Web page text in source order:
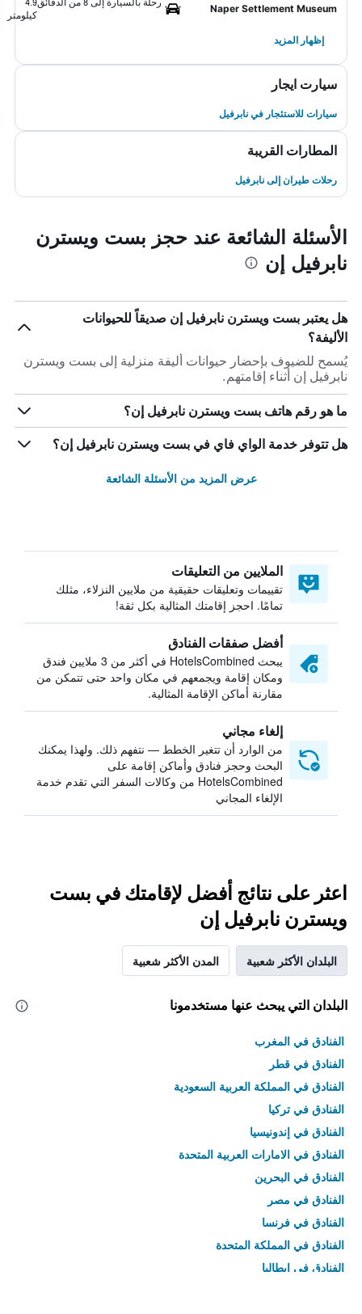
Naper Settlement Museum
كيلومتر
إظهار المزيد
سيارت ايجار
سيارات للاستئجار في نابرفيل
المطارات القريبة
رحلات طيران إلى نابرفيل
الأسئلة الشائعة عند حجز بست ويسترن
نابرفيل إن
هل يعتبر بست ويسترن نابرفيل إن صديقاً للحيوانات
الأليفة؟
يُسمح للضيوف بإحضار حيوانات أليفة منزلية إلى بست ويسترن
نابرفيل إن أثناء إقامتهم.
ما هو رقم هاتف بست ويسترن نابرفيل إن؟
هل تتوفر خدمة الواي فاي في بست ويسترن نابرفيل إن؟
عرض المزيد من الأسئلة الشائعة
الملايين من التعليقات
تقييمات وتعليقات حقيقية من ملايين النزلاء، مثلك
تمامًا. احجز إقامتك المثالية بكل ثقة!
أفضل صفقات الفنادق
يبحث HotelsCombined في أكثر من 3 ملايين فندق
ومكان إقامة ويجمعهم في مكان واحد حتى تتمكن من
مقارنة أماكن الإقامة المثالية.
إلغاء مجاني
من الوارد أن تتغير الخطط — نتفهم ذلك. ولهذا يمكنك
البحث وحجز فنادق وأماكن إقامة على
HotelsCombined من وكالات السفر التي تقدم خدمة
الإلغاء المجاني
اعثر على نتائج أفضل لإقامتك في بست
ويسترن نابرفيل إن
البلدان الأكثر شعبية المدن الأكثر شعبية
البلدان التي يبحث عنها مستخدمونا
الفنادق في المغرب
الفنادق في قطر
الفنادق في المملكة العربية السعودية
الفنادق في تركيا
الفنادق في إندونيسيا
الفنادق في الامارات العربية المتحدة
الفنادق في البحرين
الفنادق في مصر
الفنادق في فرنسا
الفنادق في المملكة المتحدة
الفنادق في إيطاليا